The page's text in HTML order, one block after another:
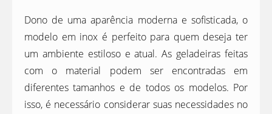
Dono de uma aparência moderna e sofisticada, o
modelo em inox é perfeito para quem deseja ter
um ambiente estiloso e atual. As geladeiras feitas
com o material podem ser encontradas em
diferentes tamanhos e de todos os modelos. Por
isso, é necessário considerar suas necessidades no